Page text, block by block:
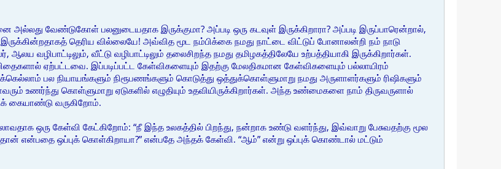
அல்லது வேண்டுகோள் பலனுடையதாக இருக்குமா? அப்படி ஒரு கடவுள் இருக்கிறாரா? அப்படி இருப்பாரென்றால்,
தெரிய வில்லையே! அவ்வித மூட நம்பிக்கை நமது நாட்டை விட்டுப் போனாலன்றி நம் நாடு
ஆலய வழிபாட்டிலும், வீட்டு வழிபாட்டிலும் தலைசிறந்த நமது தமிழகத்திலேயே உற்பத்தியாகி இருக்கிறார்கள்.
ஏற்பட்டவை. இப்படிப்பட்ட கேள்விகளையும் இதற்கு மேலதிகமான கேள்விகளையும் பல்லாயிரம்
பல நியாயங்களும் நிரூபணங்களும் கொடுத்து ஒத்துக்கொள்ளுமாறு நமது அருளாளர்களும் ரிஷிகளும்
உணர்ந்து கொள்ளுமாறு ஏடுகளில் எழுதியும் உதவியிருக்கிறார்கள். அந்த உண்மைகளை நாம் திருவருளால்
கையாண்டு வருகிறோம்.
ஒரு கேள்வி கேட்கிறோம்: “நீ இந்த உலகத்தில் பிறந்து, நன்றாக உண்டு வளர்ந்து, இவ்வாறு பேசுவதற்கு மூல
என்பதை ஒப்புக் கொள்கிறாயா?” என்பதே அந்தக் கேள்வி. “ஆம்” என்று ஒப்புக் கொண்டால் மட்டும்